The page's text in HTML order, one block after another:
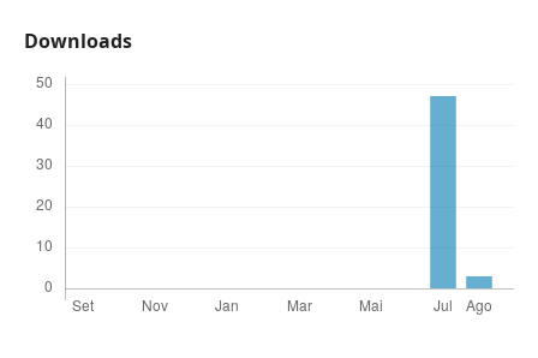
Downloads